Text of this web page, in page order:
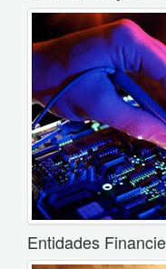
Entidades